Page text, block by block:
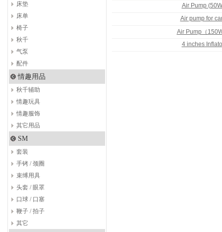
床垫
床单
椅子
秋千
气泵
配件
情趣用品
秋千辅助
情趣玩具
情趣服饰
其它用品
SM
套装
手铐 / 颈圈
束缚用具
头套 / 眼罩
口球 / 口塞
鞭子 / 拍子
其它
Air Pump
Air pump for
Air Pump（
4 inches